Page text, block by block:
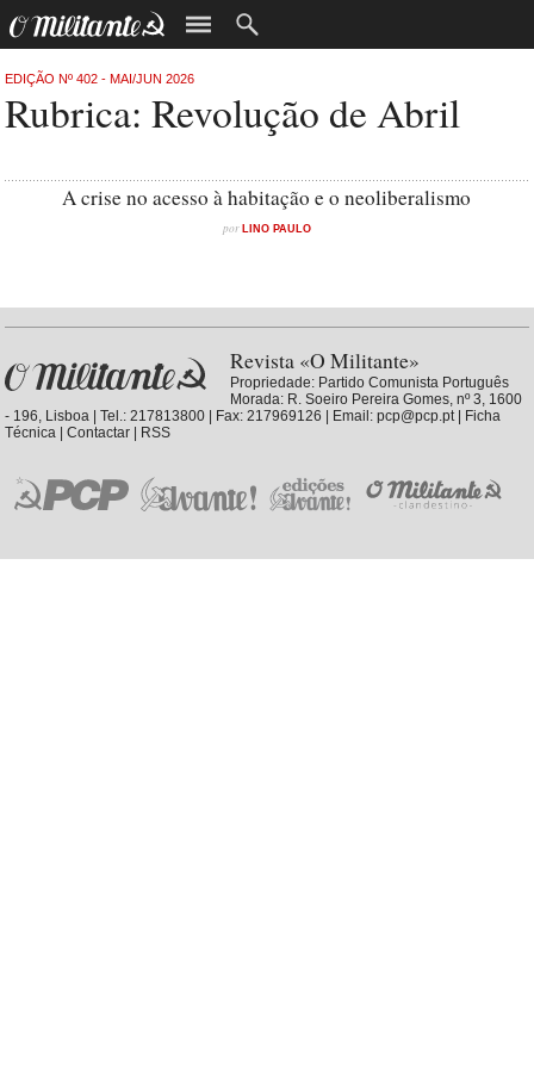
EDIÇÃO Nº 402 - MAI/JUN 2026
Rubrica: Revolução de Abril
A crise no acesso à habitação e o neoliberalismo
porLINO PAULO
Revista «O Militante»
Propriedade: Partido Comunista Português
Morada: R. Soeiro Pereira Gomes, nº 3, 1600
- 196, Lisboa | Tel.: 217813800 | Fax: 217969126 | Email:pcp@pcp.pt|
Ficha
Técnica |Contactar RSS